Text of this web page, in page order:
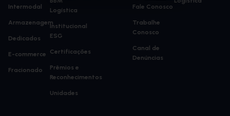
Intermodal
Armazenagem
Dedicados
E-commerce
Fracionado
Logística
Institucional
ESG
Certificações
Prêmios e
Reconhecimentos
Unidades
Fale Conosco
Trabalhe
Conosco
Canal de
Denúncias